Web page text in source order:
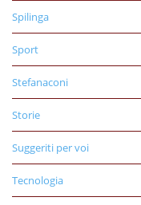
Spilinga
Sport
Stefanaconi
Storie
Suggeriti per voi
Tecnologia